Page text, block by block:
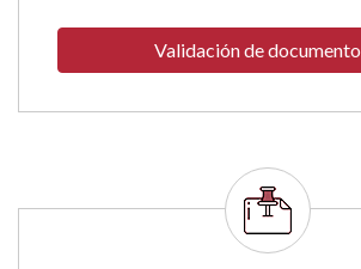
Validación de